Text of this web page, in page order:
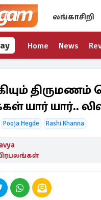
லங்காசிறி
Home News
யார் யார்..
Pooja Hegde Rashi Khanna